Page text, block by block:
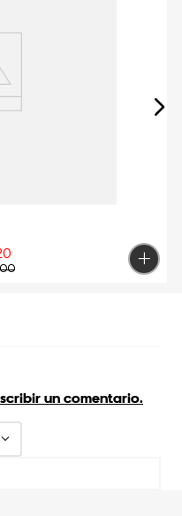
00
un comentario.